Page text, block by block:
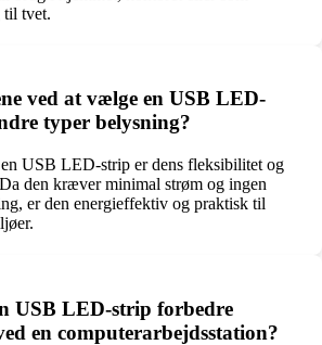
til tvet.
ved at vælge en USB LED-
typer belysning?
USB LED-strip er dens fleksibilitet og
den kræver minimal strøm og ingen
er den energieffektiv og praktisk til
USB LED-strip forbedre
en computerarbejdsstation?